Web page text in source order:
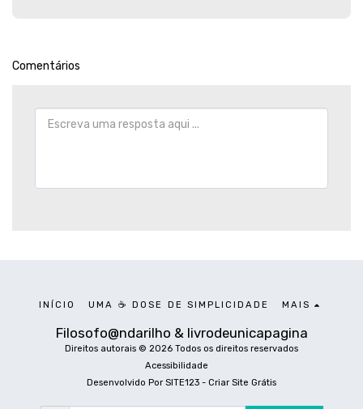
Comentários
Filosofo@ndarilho & livrodeunicapagina
Direitos autorais © 2026 Todos os direitos reservados
Acessibilidade
Desenvolvido PorSITE123 - Criar Site Grátis
INÍCIO UMA ☕ DOSE DE SIMPLICIDADE MAIS